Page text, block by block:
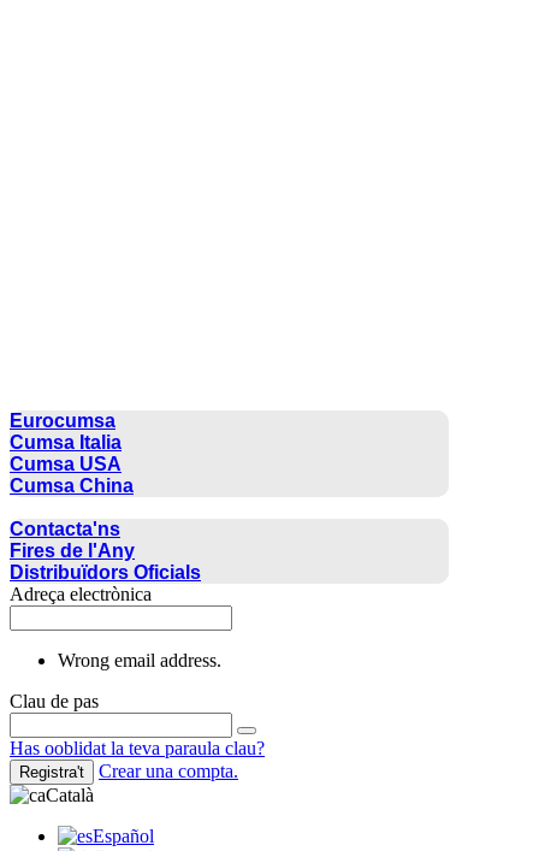
Eurocumsa
Cumsa Italia
Cumsa USA
Cumsa China
Contacta'ns
Fires de l'Any
Distribuïdors Oficials
Adreça electrònica
Wrong email address.
Clau de pas
Has ooblidat la teva paraula clau?
Registra't
Crear una compta.
Català
Español